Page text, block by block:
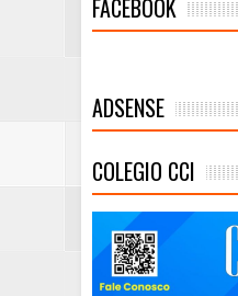
FACEBOOK
ADSENSE
COLEGIO CCI